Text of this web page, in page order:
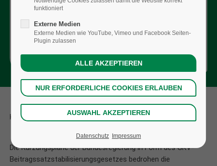
26.05.2026
KEINE REFORMEN AUF
KOSTEN DER
KEINE REFORMEN AUF KOSTEN DER VERSORGUNG
Die Kürzungspläne der Bundesregierung in Form des GKV-
Beitragssatzstabilisierungsgesetzes bedrohen die
funktioniert
Externe Medien
Externe Medien wie YouTube, Vimeo und Facebook Seiten-
Plugin zulassen
Datenschutz Impressum